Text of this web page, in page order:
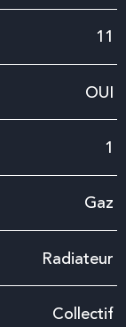
11
OUI
1
Gaz
Radiateur
Collectif